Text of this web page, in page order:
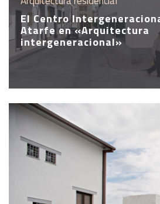
El Centro
Atarfe en «Arquitectura
intergeneracional»